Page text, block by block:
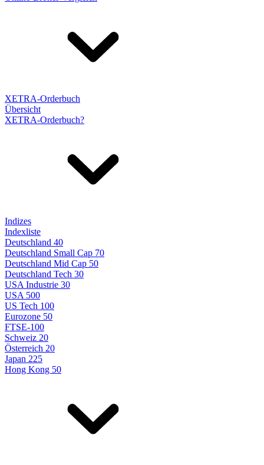
XETRA-Orderbuch
Übersicht
XETRA-Orderbuch?
Indizes
Indexliste
Deutschland 40
Deutschland Small Cap 70
Deutschland Mid Cap 50
Deutschland Tech 30
USA Industrie 30
USA 500
US Tech 100
Eurozone 50
FTSE-100
Schweiz 20
Österreich 20
Japan 225
Hong Kong 50